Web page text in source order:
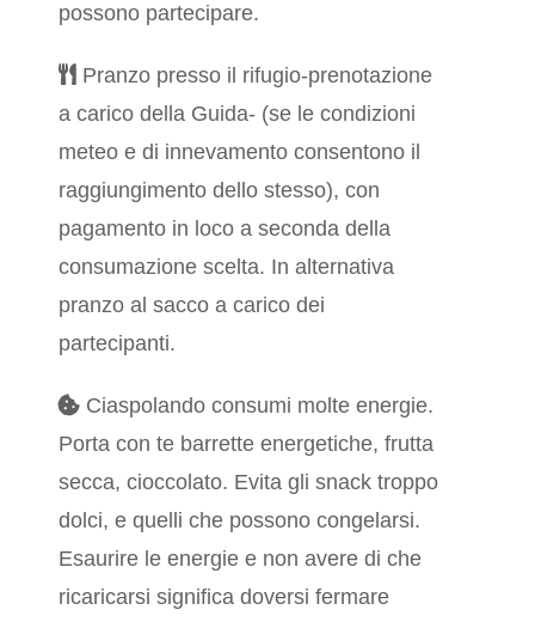
possono partecipare.
Pranzo presso il rifugio-prenotazione
a carico della Guida- (se le condizioni
meteo e di innevamento consentono il
raggiungimento dello stesso), con
pagamento in loco a seconda della
consumazione scelta. In alternativa
pranzo al sacco a carico dei
partecipanti.
Ciaspolando consumi molte energie.
Porta con te barrette energetiche, frutta
secca, cioccolato. Evita gli snack troppo
dolci, e quelli che possono congelarsi.
Esaurire le energie e non avere di che
ricaricarsi significa doversi fermare